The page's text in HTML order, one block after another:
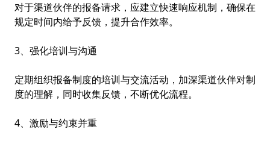
对于渠道伙伴的报备请求，应建立快速响应机制，确保在
规定时间内给予反馈，提升合作效率。
3、强化培训与沟通
定期组织报备制度的培训与交流活动，加深渠道伙伴对制
度的理解，同时收集反馈，不断优化流程。
4、激励与约束并重